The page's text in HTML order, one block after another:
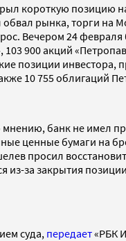
короткую позицию
рынка, торги
Вечером 24
900 акций
позиции
10 755 облигаций
банк не имел
ценные бумаги на
просил
за закрытия
суда, передает«РБК